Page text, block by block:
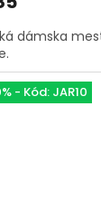
dámska
- Kód: JAR10